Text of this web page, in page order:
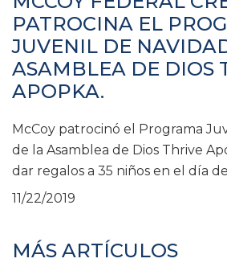
PATROCINA EL
JUVENIL DE
ASAMBLEA DE DIOS
APOPKA.
McCoy patrocinó el Programa
de la Asamblea de Dios Thrive
dar regalos a 35 niños en el día
11/22/2019
MÁS ARTÍCULOS